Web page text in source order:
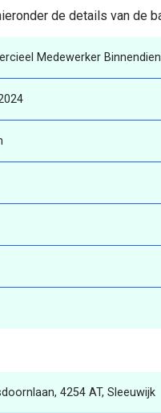
de details van de
Medewerker
4254 AT, Sleeuwijk